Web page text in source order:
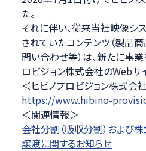
た。
それに伴い、従来当社映像シ
されていたコンテンツ（製品
問い合わせ等）は、新たに事
ロビジョン株式会社のWebサ
＜ヒビノプロビジョン株式会
https://www.hibino-
＜関連情報＞
会社分割（吸収分割）および
譲渡に関するお知らせ